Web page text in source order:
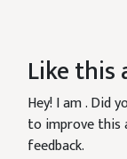
Like this
Hey! I am. Did
to improve this
feedback.